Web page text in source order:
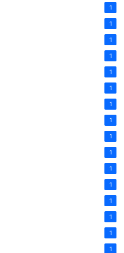
1
1
1
1
1
1
1
1
1
1
1
1
1
1
1
1